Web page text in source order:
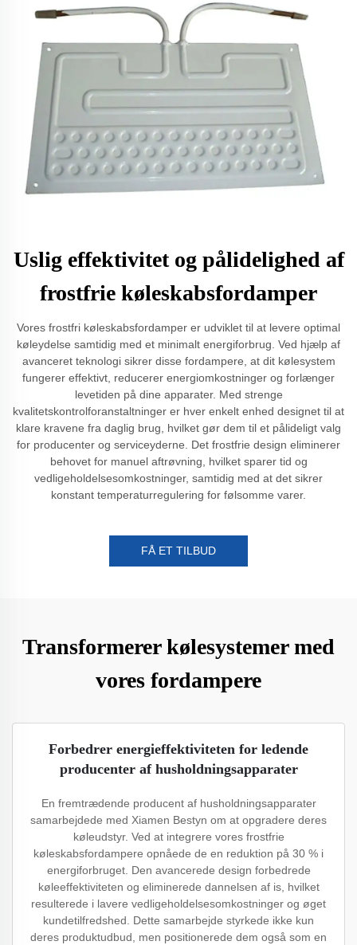
Uslig effektivitet og pålidelighed af
frostfrie køleskabsfordamper
Vores frostfri køleskabsfordamper er udviklet til at levere optimal
køleydelse samtidig med et minimalt energiforbrug. Ved hjælp af
avanceret teknologi sikrer disse fordampere, at dit kølesystem
fungerer effektivt, reducerer energiomkostninger og forlænger
levetiden på dine apparater. Med strenge
kvalitetskontrolforanstaltninger er hver enkelt enhed designet til at
klare kravene fra daglig brug, hvilket gør dem til et pålideligt valg
for producenter og serviceyderne. Det frostfrie design eliminerer
behovet for manuel aftrøvning, hvilket sparer tid og
vedligeholdelsesomkostninger, samtidig med at det sikrer
konstant temperaturregulering for følsomme varer.
FÅ ET TILBUD
Transformerer kølesystemer med
vores fordampere
Forbedrer energieffektiviteten for ledende
producenter af husholdningsapparater
En fremtrædende producent af husholdningsapparater
samarbejdede med Xiamen Bestyn om at opgradere deres
køleudstyr. Ved at integrere vores frostfrie
køleskabsfordampere opnåede de en reduktion på 30 % i
energiforbruget. Den avancerede design forbedrede
køleeffektiviteten og eliminerede dannelsen af is, hvilket
resulterede i lavere vedligeholdelsesomkostninger og øget
kundetilfredshed. Dette samarbejde styrkede ikke kun
deres produktudbud, men positionerede dem også som en